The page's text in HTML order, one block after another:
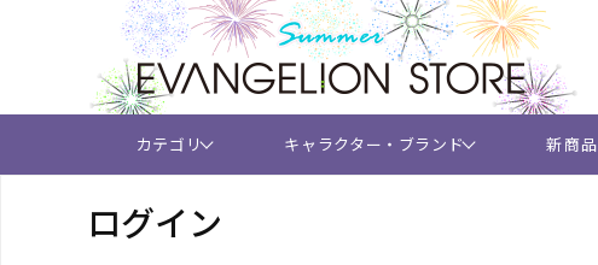
カテゴリ キャラクター・ブランド 新商品
ログイン